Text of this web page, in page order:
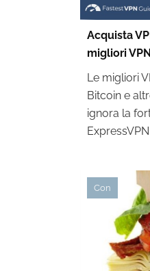
Acquista
migliori
Le migliori
Bitcoin e
ignora la
Con